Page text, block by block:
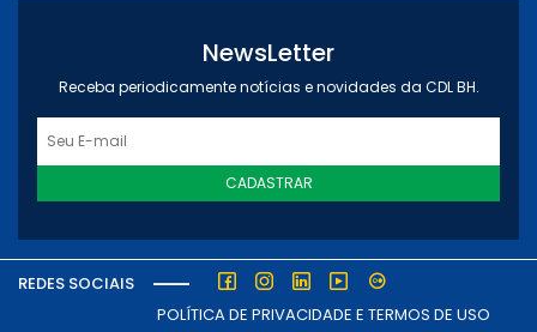
NewsLetter
Receba periodicamente notícias e novidades da CDL BH.
CADASTRAR
REDES SOCIAIS
POLÍTICA DE PRIVACIDADE E TERMOS DE USO